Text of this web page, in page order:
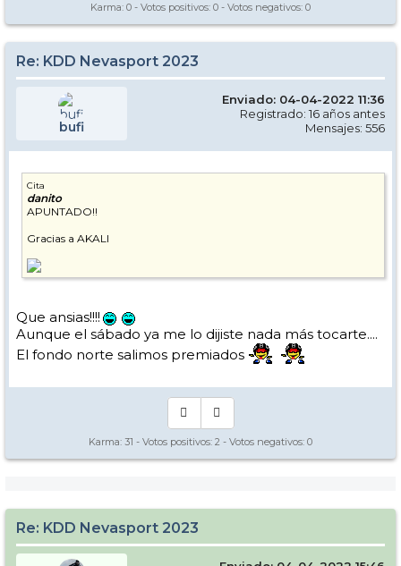
Karma: 0 - Votos positivos: 0 - Votos negativos: 0
Re: KDD Nevasport 2023
bufi
Enviado: 04-04-2022 11:36
Registrado: 16 años antes
Mensajes: 556
Cita
danito
APUNTADO!!
Gracias a AKALI
Que ansias!!!!
Aunque el sábado ya me lo dijiste nada más tocarte....
El fondo norte salimos premiados
Karma: 31 - Votos positivos: 2 - Votos negativos: 0
Re: KDD Nevasport 2023